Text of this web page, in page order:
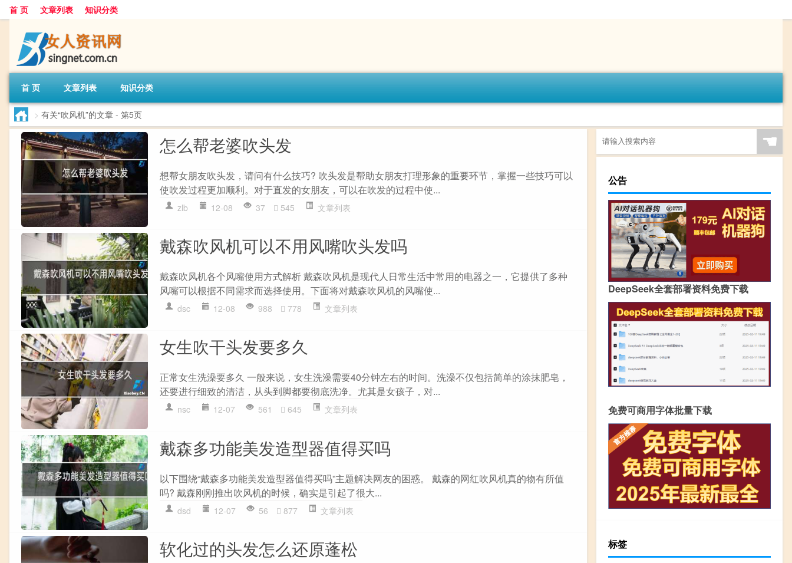
首 页 文章列表 知识分类
首 页 文章列表 知识分类
> 有关“吹风机”的文章 - 第5页
怎么帮老婆吹头发
想帮女朋友吹头发，请问有什么技巧? 吹头发是帮助女朋友打理形象的重要环节，掌握一些技巧可以
使吹发过程更加顺利。对于直发的女朋友，可以在吹发的过程中使...
zlb 12-08 37 545 文章列表
戴森吹风机可以不用风嘴吹头发吗
戴森吹风机各个风嘴使用方式解析 戴森吹风机是现代人日常生活中常用的电器之一，它提供了多种
风嘴可以根据不同需求而选择使用。下面将对戴森吹风机的风嘴使...
dsc 12-08 988 778 文章列表
女生吹干头发要多久
正常女生洗澡要多久 一般来说，女生洗澡需要40分钟左右的时间。洗澡不仅包括简单的涂抹肥皂，
还要进行细致的清洁，从头到脚都要彻底洗净。尤其是女孩子，对...
nsc 12-07 561 645 文章列表
戴森多功能美发造型器值得买吗
以下围绕“戴森多功能美发造型器值得买吗”主题解决网友的困惑。 戴森的网红吹风机真的物有所值
吗? 戴森刚刚推出吹风机的时候，确实是引起了很大...
dsd 12-07 56 877 文章列表
软化过的头发怎么还原蓬松
☚
公告
DeepSeek全套部署资料免费下载
免费可商用字体批量下载
标签